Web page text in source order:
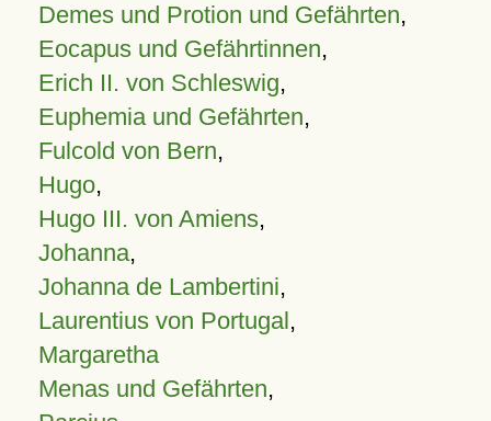
Demes und Protion und Gefährten,
Eocapus und Gefährtinnen,
Erich II. von Schleswig,
Euphemia und Gefährten,
Fulcold von Bern,
Hugo,
Hugo III. von Amiens,
Johanna,
Johanna de Lambertini,
Laurentius von Portugal,
Margaretha
Menas und Gefährten,